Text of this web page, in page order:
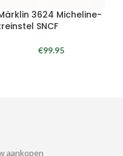
3624 Micheline-
SNCF
€99.95
aankopen